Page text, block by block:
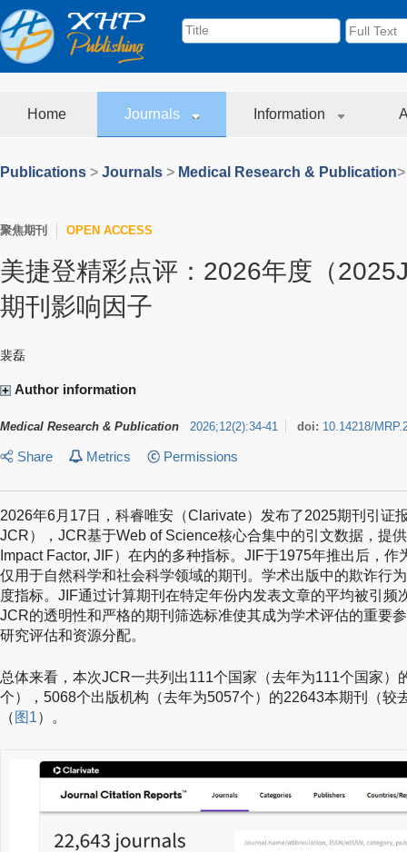
Home Journals Information
Publications > Journals > Medical Research & Publication
聚焦期刊 OPEN ACCESS
美捷登精彩点评：2026年度（
期刊影响因子
裴磊
Author information
Medical Research & Publication 2026;12(2):34-41 doi: 10.14218/
Share Metrics Permissions
2026年6月17日，科睿唯安（Clarivate）发布了2025期刊引证
JCR），JCR基于Web of Science核心合集中的引文数据，提
Impact Factor, JIF）在内的多种指标。JIF于1975年推出后，
仅用于自然科学和社会科学领域的期刊。学术出版中的欺诈行
度指标。JIF通过计算期刊在特定年份内发表文章的平均被引频
JCR的透明性和严格的期刊筛选标准使其成为学术评估的重要
研究评估和资源分配。
总体来看，本次JCR一共列出111个国家（去年为111个国家）
个），5068个出版机构（去年为5057个）的22643本期刊（较
（ 图1）。